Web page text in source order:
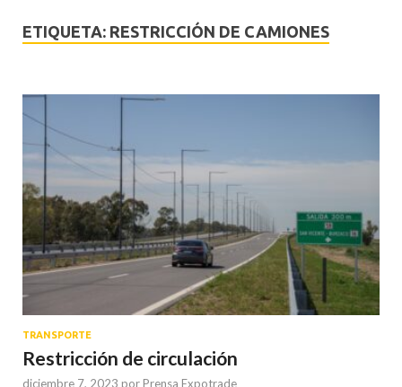
ETIQUETA: RESTRICCIÓN DE CAMIONES
TRANSPORTE
Restricción de circulación
diciembre 7, 2023 por Prensa Expotrade